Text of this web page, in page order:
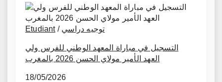
Etudiant/ توجيه دراسي
التسجيل في مباراة المعهد الوطني للفرس ولي
العهد الأمير مولاي الحسن 2026 بالمغرب
18/05/2026